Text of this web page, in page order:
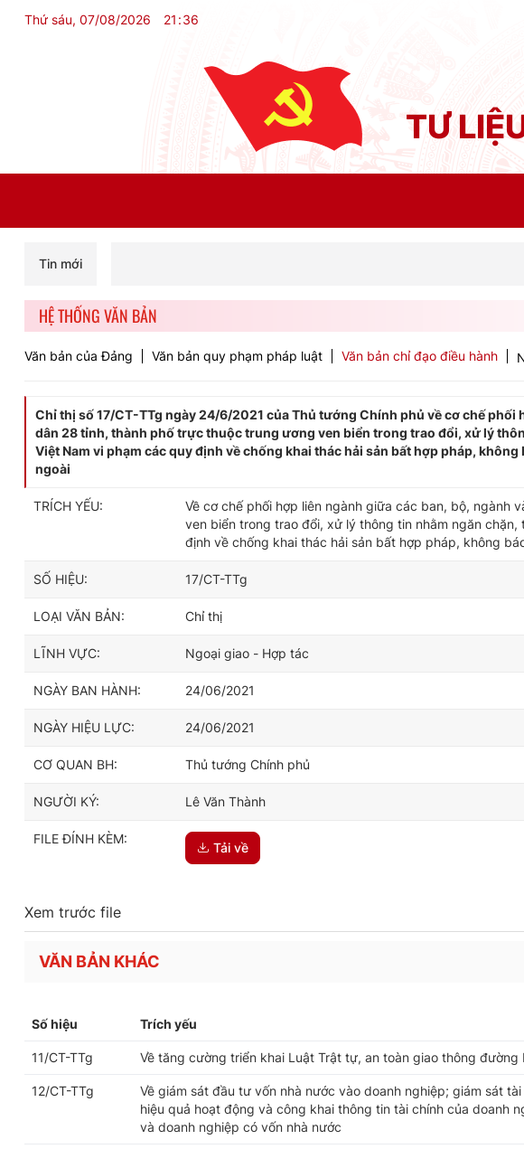
Thứ sáu, 07/08/2026 21 :36
TƯ
Tin mới
HỆ THỐNG VĂN BẢN
Văn bản của Đảng Văn bản quy phạm pháp luật Văn bản chỉ đạo điều hành
Chỉ thị số 17/CT-TTg ngày 24/6/2021 của Thủ tướng Chính phủ về cơ chế phối
dân 28 tỉnh, thành phố trực thuộc trung ương ven biển trong trao đổi, xử lý
Việt Nam vi phạm các quy định về chống khai thác hải sản bất hợp pháp,
ngoài
TRÍCH YẾU:
Về cơ chế phối hợp liên ngành giữa các ban, bộ, ngành
ven biển trong trao đổi, xử lý thông tin nhằm ngăn
định về chống khai thác hải sản bất hợp pháp, không
SỐ HIỆU: 17/CT-TTg
LOẠI VĂN BẢN: Chỉ thị
LĨNH VỰC: Ngoại giao - Hợp tác
NGÀY BAN HÀNH: 24/06/2021
NGÀY HIỆU LỰC: 24/06/2021
CƠ QUAN BH: Thủ tướng Chính phủ
NGƯỜI KÝ: Lê Văn Thành
FILE ĐÍNH KÈM:
Tải về
Xem trước file
VĂN BẢN KHÁC
Số hiệu Trích yếu
11/CT-TTg Về tăng cường triển khai Luật Trật tự, an toàn giao thông đường
12/CT-TTg
Về giám sát đầu tư vốn nhà nước vào doanh nghiệp; giám sát
hiệu quả hoạt động và công khai thông tin tài chính của doanh
và doanh nghiệp có vốn nhà nước